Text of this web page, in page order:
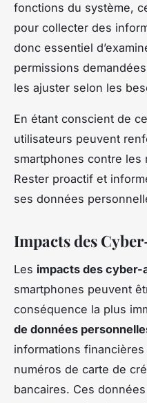
fonctions du système,
pour collecter des
donc essentiel
permissions
les ajuster selon les
En étant conscient de
utilisateurs peuvent
smartphones contre les
Rester proactif et
ses données
Impacts des
Les impacts des cyber-
smartphones peuvent
conséquence la plus
de données
informations
numéros de carte de
bancaires. Ces